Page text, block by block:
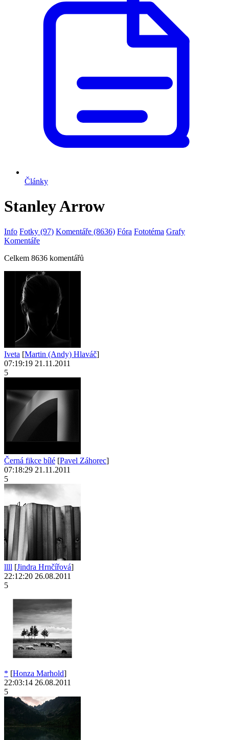
Články
Stanley Arrow
Info Fotky (97) Komentáře (8636) Fóra Fototéma Grafy
Komentáře
Celkem 8636 komentářů
Iveta [Martin (Andy) Hlaváč]
07:19:19 21.11.2011
5
Černá fikce bílé [Pavel Záhorec]
07:18:29 21.11.2011
5
llll [Jindra Hrnčířová]
22:12:20 26.08.2011
5
* [Honza Marhold]
22:03:14 26.08.2011
5